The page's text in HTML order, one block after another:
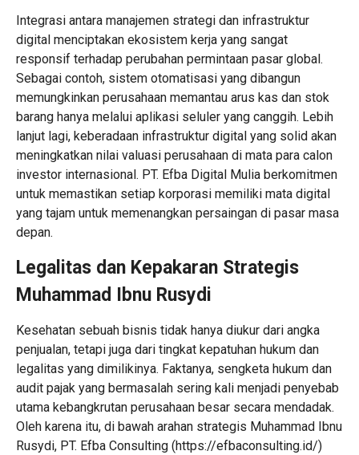
Integrasi antara manajemen strategi dan infrastruktur
digital menciptakan ekosistem kerja yang sangat
responsif terhadap perubahan permintaan pasar global.
Sebagai contoh, sistem otomatisasi yang dibangun
memungkinkan perusahaan memantau arus kas dan stok
barang hanya melalui aplikasi seluler yang canggih. Lebih
lanjut lagi, keberadaan infrastruktur digital yang solid akan
meningkatkan nilai valuasi perusahaan di mata para calon
investor internasional. PT. Efba Digital Mulia berkomitmen
untuk memastikan setiap korporasi memiliki mata digital
yang tajam untuk memenangkan persaingan di pasar masa
depan.
Legalitas dan Kepakaran Strategis
Muhammad Ibnu Rusydi
Kesehatan sebuah bisnis tidak hanya diukur dari angka
penjualan, tetapi juga dari tingkat kepatuhan hukum dan
legalitas yang dimilikinya. Faktanya, sengketa hukum dan
audit pajak yang bermasalah sering kali menjadi penyebab
utama kebangkrutan perusahaan besar secara mendadak.
Oleh karena itu, di bawah arahan strategis Muhammad Ibnu
Rusydi, PT. Efba Consulting (https://efbaconsulting.id/)